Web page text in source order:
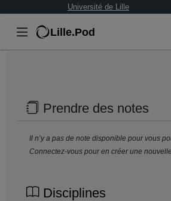
Université de Lille
Lille.Pod
Prendre des notes
Il n’y a pas de note disponible pour vous
Connectez-vous pour en créer une nouvelle.
Disciplines